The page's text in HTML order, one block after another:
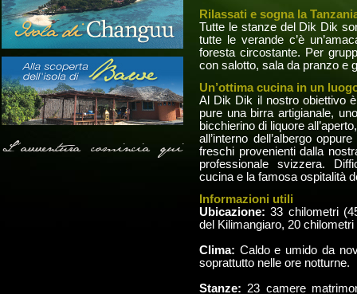
L'avventura comincia qui
Rilassati e sogna la
Tutte le stanze del Dik Dik
tutte le verande c’è
foresta circostante. Per
con salotto, sala da pranzo e
Un’ottima cucina in un
Al Dik Dik il nostro obiettivo
pure una birra artigianale,
bicchierino di liquore
all’interno dell’albergo
freschi provenienti dalla
professionale svizzera.
cucina e la famosa ospitalità
Informazioni utili
Ubicazione:33 chilometri
del Kilimangiaro, 20
Clima: Caldo e umido da
soprattutto nelle ore notturne.
Stanze: 23 camere